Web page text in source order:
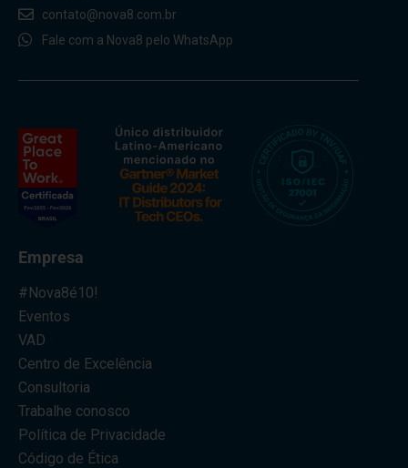
contato@nova8.com.br
Fale com a Nova8 pelo WhatsApp
Empresa
#Nova8é10!
Eventos
VAD
Centro de Excelência
Consultoria
Trabalhe conosco
Política de Privacidade
Código de Ética